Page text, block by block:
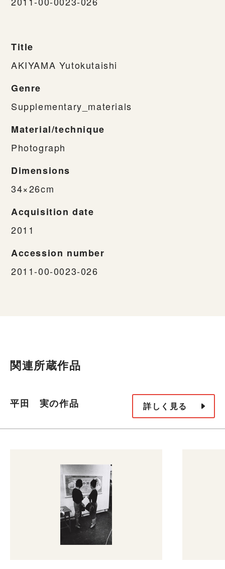
Title
AKIYAMA Yutokutaishi
Genre
Supplementary_materials
Material/technique
Photograph
Dimensions
34×26cm
Acquisition date
2011
Accession number
2011-00-0023-026
関連所蔵作品
平田 実の作品 詳しく見る